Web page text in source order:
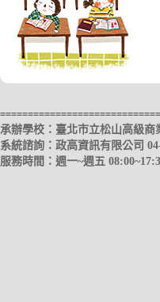
承辦學校：臺北市立松山高級商
系統諮詢：政高資訊有限公司
服務時間：週一~週五